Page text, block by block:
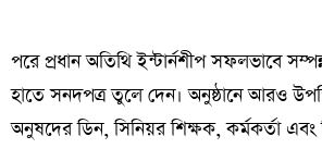
পরে প্রধান অতিথি ইন্টার্নশীপ সফলভাবে
হাতে সনদপত্র তুলে দেন। অনুষ্ঠানে আরও
অনুষদের ডিন, সিনিয়র শিক্ষক, কর্মকর্তা এবং